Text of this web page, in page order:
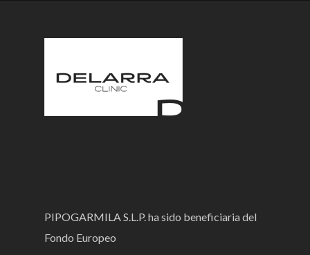
PIPOGARMILA S.L.P. ha sido beneficiaria del
Fondo Europeo